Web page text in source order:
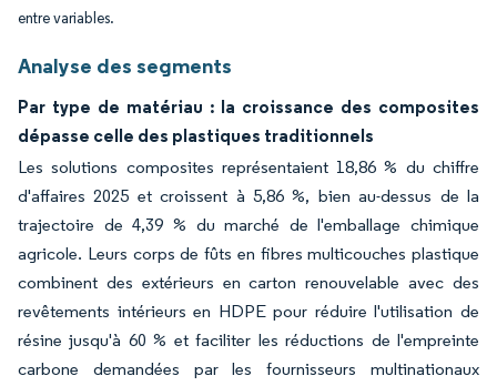
entre variables.
Analyse des segments
Par type de matériau : la croissance des composites
dépasse celle des plastiques traditionnels
Les solutions composites représentaient 18,86 % du chiffre
d'affaires 2025 et croissent à 5,86 %, bien au-dessus de la
trajectoire de 4,39 % du marché de l'emballage chimique
agricole. Leurs corps de fûts en fibres multicouches plastique
combinent des extérieurs en carton renouvelable avec des
revêtements intérieurs en HDPE pour réduire l'utilisation de
résine jusqu'à 60 % et faciliter les réductions de l'empreinte
carbone demandées par les fournisseurs multinationaux